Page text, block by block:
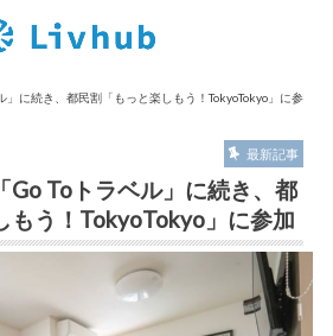
」に続き、都民割「もっと楽しもう！TokyoTokyo」に参
最新記事
Go Toトラベル」に続き、都
もう！TokyoTokyo」に参加